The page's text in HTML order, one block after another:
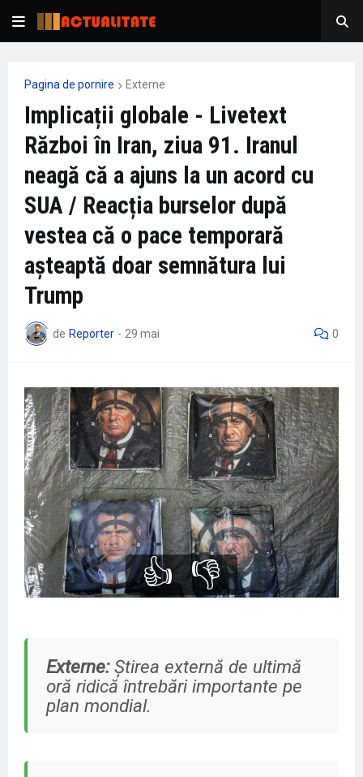
Pagina de pornire Externe
Implicații globale - Livetext
Război în Iran, ziua 91. Iranul
neagă că a ajuns la un acord cu
SUA / Reacția burselor după
vestea că o pace temporară
așteaptă doar semnătura lui
Trump
de Reporter - 29 mai 0
👍 👎
Externe:Știrea externă de ultimă
oră ridică întrebări importante pe
plan mondial.